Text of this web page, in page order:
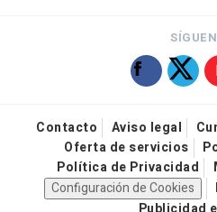
Contacto Aviso legal
Oferta de servicios
Política de Privacidad
Configuración de Cookies